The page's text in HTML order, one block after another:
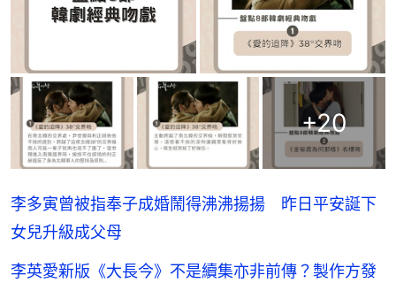
+20
李多寅曾被指奉子成婚鬧得沸沸揚揚 昨日平安誕下
女兒升級成父母
李英愛新版《大長今》不是續集亦非前傳？製作方發